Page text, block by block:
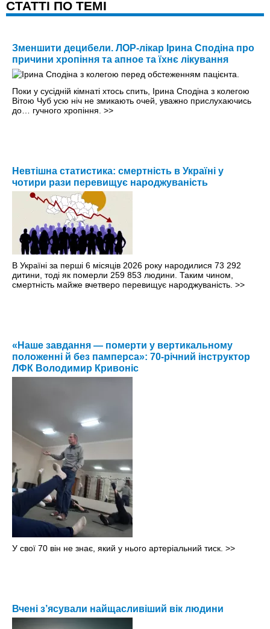
CТАТТІ ПО ТЕМІ
Зменшити децибели. ЛОР-лікар Ірина Сподіна про
причини хропіння та апное та їхнє лікування
Поки у сусідній кімнаті хтось спить, Ірина Сподіна з колегою
Вітою Чуб усю ніч не змикають очей, уважно прислухаючись
до… гучного хропіння. >>
Невтішна статистика: смертність в Україні у
чотири рази перевищує народжуваність
В Україні за перші 6 місяців 2026 року народилися 73 292
дитини, тоді як померли 259 853 людини. Таким чином,
смертність майже вчетверо перевищує народжуваність. >>
«Наше завдання — померти у вертикальному
положенні й без памперса»: 70-річний інструктор
ЛФК Володимир Кривоніс
У свої 70 він не знає, який у нього артеріальний тиск. >>
Вчені з’ясували найщасливіший вік людини